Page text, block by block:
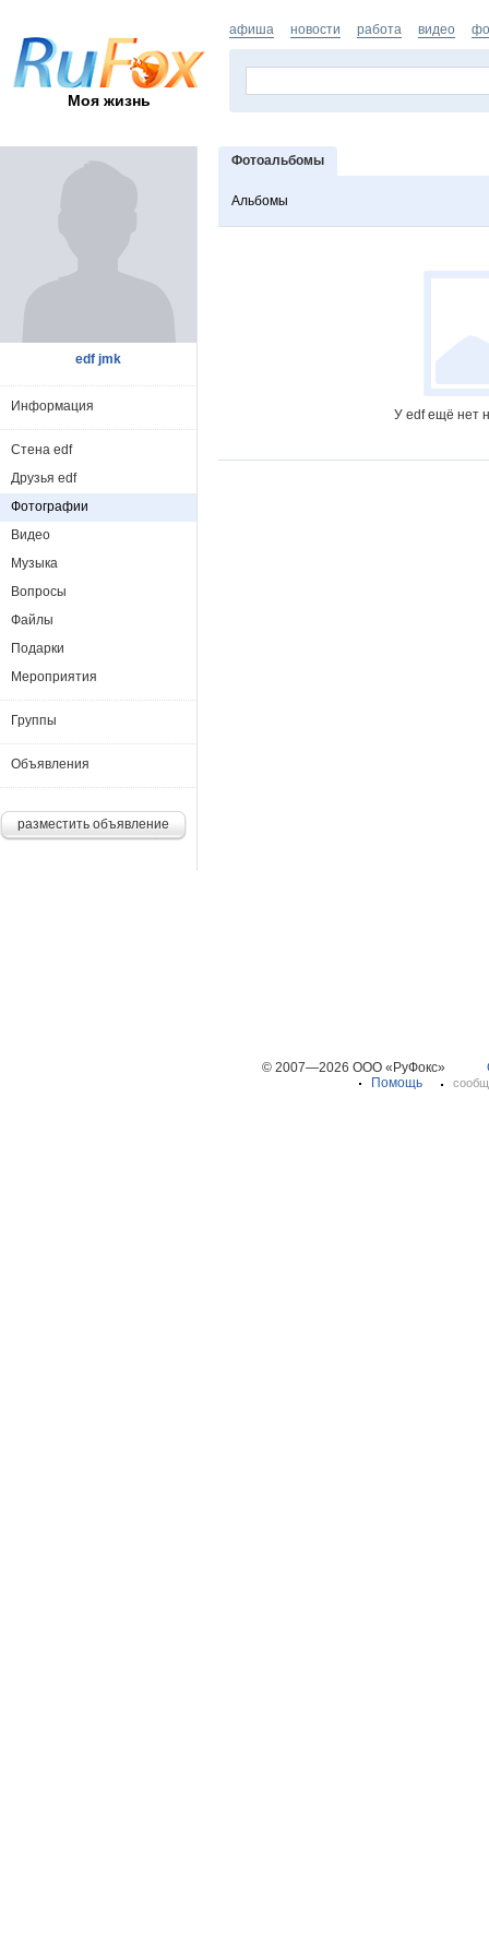
Моя жизнь
афиша новости работа видео
Фотоальбомы
Альбомы
У edf ещё нет
edf jmk
Информация
Стена edf
Друзья edf
Фотографии
Видео
Музыка
Вопросы
Файлы
Подарки
Мероприятия
Группы
Объявления
разместить объявление
© 2007—2026 ООО «РуФокс»
Помощь